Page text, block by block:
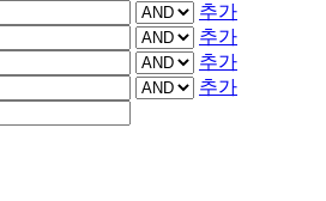
추가
추가
추가
추가